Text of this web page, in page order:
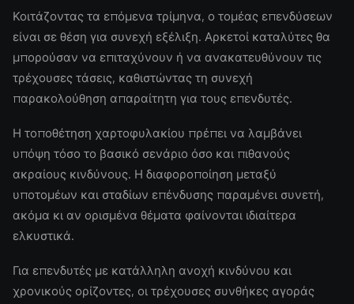
Κοιτάζοντας τα επόμενα τρίμηνα, ο τομέας επενδύσεων
είναι σε θέση για συνεχή εξέλιξη. Αρκετοί καταλύτες θα
μπορούσαν να επιταχύνουν ή να ανακατευθύνουν τις
τρέχουσες τάσεις, καθιστώντας τη συνεχή
παρακολούθηση απαραίτητη για τους επενδυτές.
Η τοποθέτηση χαρτοφυλακίου πρέπει να λαμβάνει
υπόψη τόσο το βασικό σενάριο όσο και πιθανούς
ακραίους κινδύνους. Η διαφοροποίηση μεταξύ
υποτομέων και σταδίων επένδυσης παραμένει συνετή,
ακόμα κι αν ορισμένα θέματα φαίνονται ιδιαίτερα
ελκυστικά.
Για επενδυτές με κατάλληλη ανοχή κινδύνου και
χρονικούς ορίζοντες, οι τρέχουσες συνθήκες αγοράς